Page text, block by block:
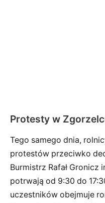
Protesty w
Tego samego dnia,
protestów przeciwko
Burmistrz Rafał
potrwają od 9:30 do
uczestników obejmuje